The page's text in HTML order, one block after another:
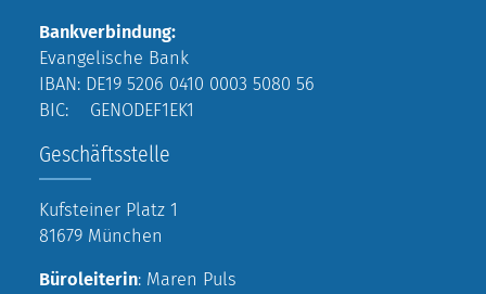
Bankverbindung:
Evangelische Bank
IBAN: DE19 5206 0410 0003 5080 56
BIC: GENODEF1EK1
Geschäftsstelle
Kufsteiner Platz 1
81679 München
Büroleiterin: Maren Puls